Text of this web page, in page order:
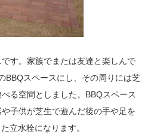
す。家族でまたは友達と楽しんで
BBQスペースにし、その周りには芝
る空間としました。BBQスペース
子供が芝生で遊んだ後の手や足を
立水栓になります。